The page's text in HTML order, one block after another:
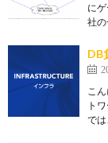
に
社
DB
こ
ト
で